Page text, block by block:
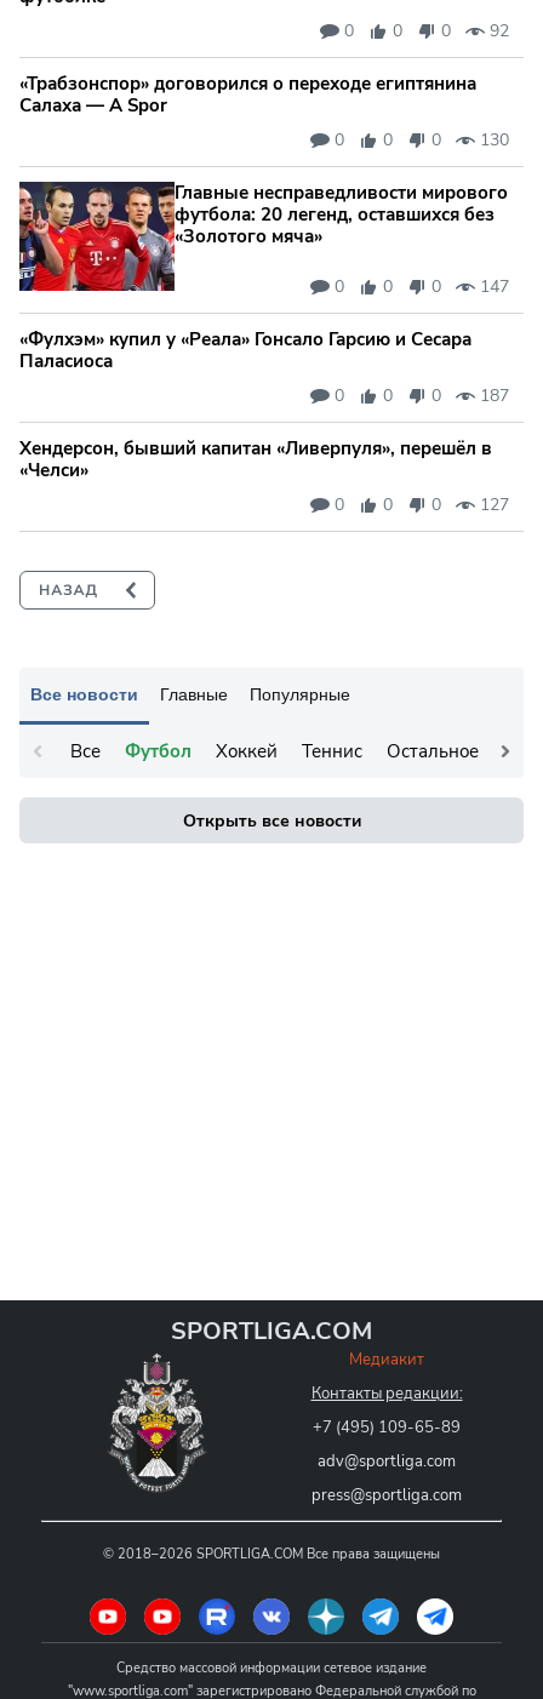
Все новости Главные Популярные
Все Футбол Хоккей Теннис Остальное
Открыть все новости
0 0 0 92
«Трабзонспор» договорился о переходе египтянина
Салаха — A Spor
0 0 0 130
Главные несправедливости мирового
футбола: 20 легенд, оставшихся без
«Золотого мяча»
0 0 0 147
«Фулхэм» купил у «Реала» Гонсало Гарсию и Сесара
Паласиоса
0 0 0 187
Хендерсон, бывший капитан «Ливерпуля», перешёл в
«Челси»
0 0 0 127
SPORTLIGA.COM
Медиакит
Контакты редакции:
+7 (495) 109-65-89
adv@sportliga.com
press@sportliga.com
© 2018–2026 SPORTLIGA.COM Все права защищены
Средство массовой информации сетевое издание
"www.sportliga.com" зарегистрировано Федеральной службой по